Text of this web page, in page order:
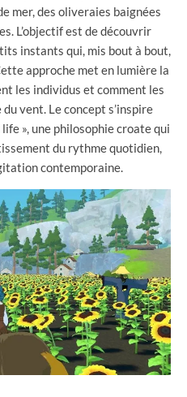
mer, des oliveraies baignées
L’objectif est de découvrir
instants qui, mis bout à bout,
approche met en lumière la
les individus et comment les
vent. Le concept s’inspire
», une philosophie croate qui
du rythme quotidien,
contemporaine.